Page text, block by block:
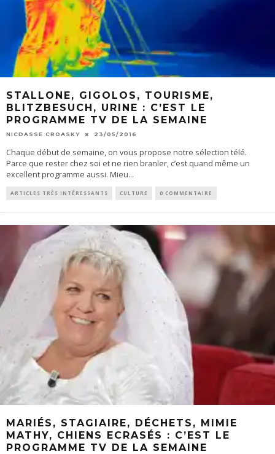
STALLONE, GIGOLOS, TOURISME,
BLITZBESUCH, URINE : C’EST LE
PROGRAMME TV DE LA SEMAINE
NICDASSE CROASKY 23/05/2016
Chaque début de semaine, on vous propose notre sélection télé.
Parce que rester chez soi et ne rien branler, c’est quand même un
excellent programme aussi. Mieu...
ARTICLES TRÈS INTÉRESSANTS CULTURE 0 COMMENTAIRE
MARIÉS, STAGIAIRE, DÉCHETS, MIMIE
MATHY, CHIENS ECRASÉS : C’EST LE
PROGRAMME TV DE LA SEMAINE